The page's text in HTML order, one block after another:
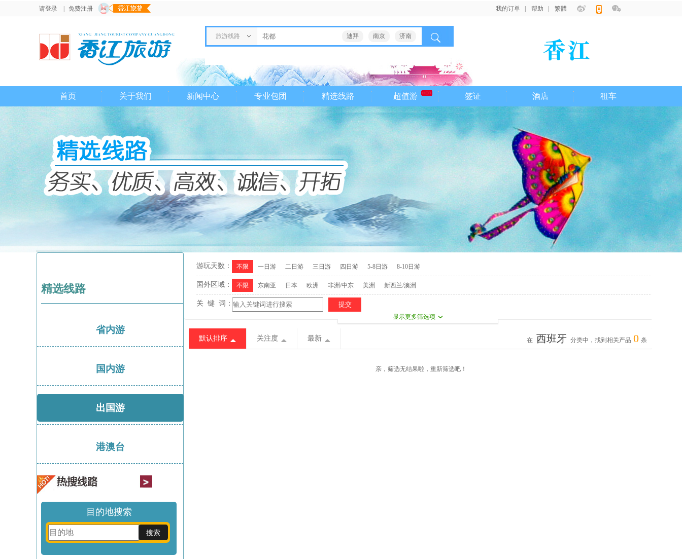
请登录 免费注册 我的订单 帮助 繁體
旅游线路 迪拜 南京 济南
首页 关于我们 新闻中心 专业包团 精选线路 超值游 签证 酒店 租车
精选线路
省内游
国内游
出国游
港澳台
目的地搜索
游玩天数： 不限 一日游 二日游 三日游 四日游 5-8日游 8-10日游
国外区域： 不限 东南亚 日本 欧洲 非洲/中东 美洲 新西兰/澳洲
关 键 词：
显示更多筛选项
默认排序 关注度 最新 在 西班牙 分类中，找到相关产品 0 条
亲，筛选无结果啦，重新筛选吧！